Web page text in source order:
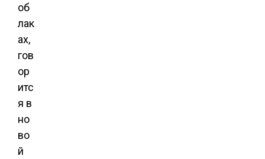
об
лак
ах,
гов
ор
итс
я в
но
во
й